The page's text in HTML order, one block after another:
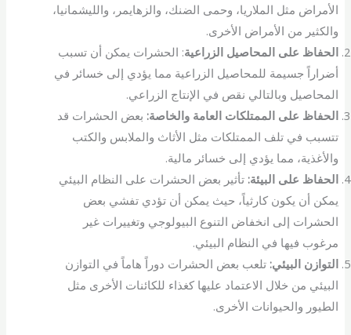
الأمراض مثل الملاريا، وحمى الضنك، والزهايمر، والليشمانيا،
والكثير من الأمراض الأخرى.
الحفاظ على المحاصيل الزراعية: الحشرات يمكن أن تسبب
أضراراً جسيمة للمحاصيل الزراعية مما يؤدي إلى خسائر في
المحاصيل وبالتالي نقص في الإنتاج الزراعي.
الحفاظ على الممتلكات العامة والخاصة: بعض الحشرات قد
تتسبب في تلف الممتلكات مثل الأثاث والملابس والكتب
والأغذية، مما يؤدي إلى خسائر مالية.
الحفاظ على البيئة: تأثير بعض الحشرات على النظام البيئي
يمكن أن يكون كارثياً، حيث يمكن أن تؤدي تفشي بعض
الحشرات إلى انخفاض التنوع البيولوجي وتغييرات غير
مرغوب فيها في النظام البيئي.
التوازن البيئي: تلعب بعض الحشرات دوراً هاماً في التوازن
البيئي من خلال الاعتماد عليها كغذاء للكائنات الأخرى مثل
الطيور والحيوانات الأخرى.